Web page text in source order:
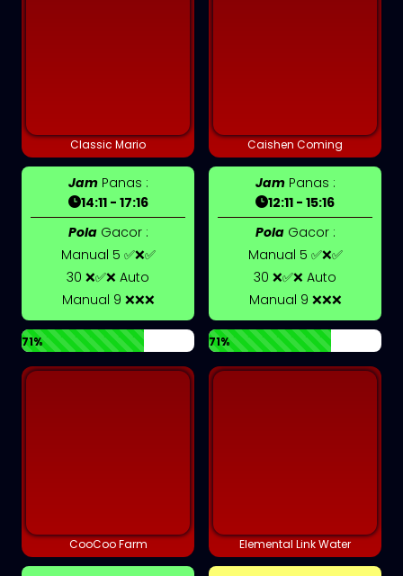
Classic Mario
JamPanas :
14:11 - 17:16
PolaGacor :
Manual 5 ✅❌✅
30 ❌✅❌ Auto
Manual 9 ❌❌❌
71%
Caishen Coming
JamPanas :
12:11 - 15:16
PolaGacor :
Manual 5 ✅❌✅
30 ❌✅❌ Auto
Manual 9 ❌❌❌
71%
CooCoo Farm Elemental Link Water